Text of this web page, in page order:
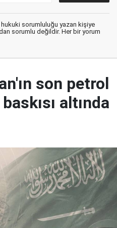
hukuki sorumluluğu yazan kişiye
sorumlu değildir. Her bir yorum
son petrol
altında